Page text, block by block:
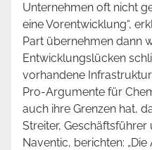
Unternehmen oft nicht
eine Vorentwicklung“,
Part übernehmen dann
Entwicklungslücken
vorhandene
Pro-Argumente für
auch ihre Grenzen hat,
Streiter,
Naventic, berichten: